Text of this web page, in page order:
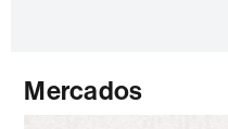
Mercados